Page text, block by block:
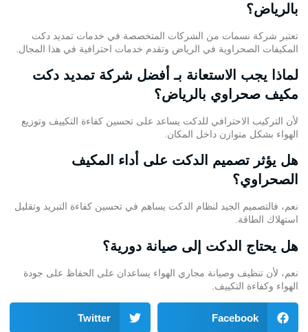
بالرياض؟
تعتبر شركة نسمات من الشركات المتخصصة في خدمات تمديد دكت
المكيفات الصحراوية في الرياض وتقدم خدمات احترافية في هذا المجال.
لماذا يجب الاستعانة بـ أفضل شركة تمديد دكت
مكيف صحراوي بالرياض؟
لأن التركيب الاحترافي للدكت يساعد على تحسين كفاءة التكييف وتوزيع
الهواء بشكل متوازن داخل المكان.
هل يؤثر تصميم الدكت على أداء المكيف
الصحراوي؟
نعم، فالتصميم الجيد لنظام الدكت يساهم في تحسين كفاءة التبريد وتقليل
استهلاك الطاقة.
هل يحتاج الدكت إلى صيانة دورية؟
نعم، لأن تنظيف وصيانة مجاري الهواء يساعدان على الحفاظ على جودة
الهواء وكفاءة التكييف.
Facebook
Twitter